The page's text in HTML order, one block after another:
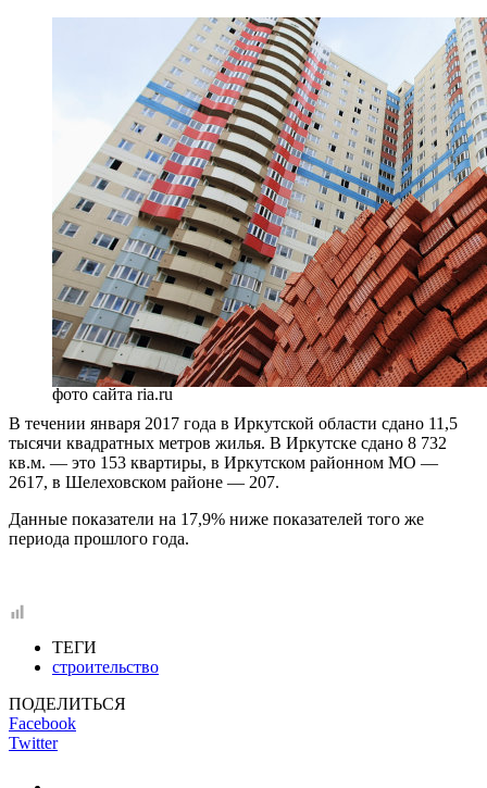
фото сайта ria.ru
В течении января 2017 года в Иркутской области сдано 11,5
тысячи квадратных метров жилья. В Иркутске сдано 8 732
кв.м. — это 153 квартиры, в Иркутском районном МО —
2617, в Шелеховском районе — 207.
Данные показатели на 17,9% ниже показателей того же
периода прошлого года.
ТЕГИ
строительство
ПОДЕЛИТЬСЯ
Facebook
Twitter